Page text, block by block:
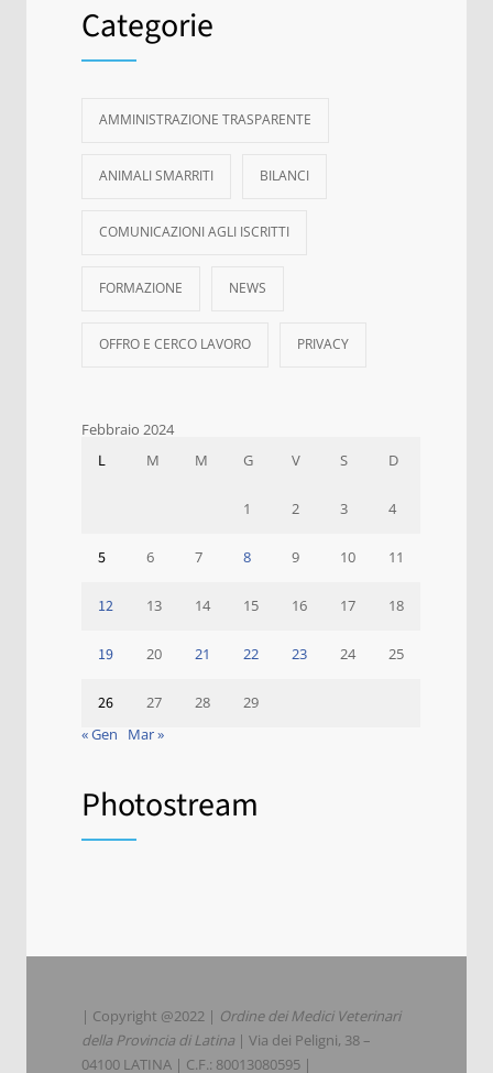
Categorie
AMMINISTRAZIONE TRASPARENTE
ANIMALI SMARRITI BILANCI
COMUNICAZIONI AGLI ISCRITTI
FORMAZIONE NEWS
OFFRO E CERCO LAVORO PRIVACY
Febbraio 2024
L M M G V S D
1 2 3 4
5 6 7 8 9 10 11
12 13 14 15 16 17 18
19 20 21 22 23 24 25
26 27 28
29
« Gen
Mar »
Photostream
| Copyright @2022 | Ordine dei Medici Veterinari
della Provincia di Latina | Via dei Peligni, 38 –
04100 LATINA | C.F.: 80013080595 |